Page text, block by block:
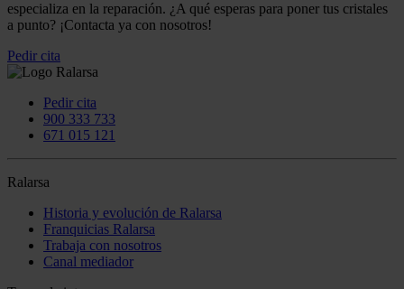
especializa en la reparación. ¿A qué esperas para poner tus cristales
a punto? ¡Contacta ya con nosotros!
Pedir cita
Pedir cita
900 333 733
671 015 121
Ralarsa
Historia y evolución de Ralarsa
Franquicias Ralarsa
Trabaja con nosotros
Canal mediador